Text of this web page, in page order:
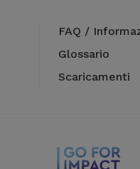
FAQ /
Glossario
Scaricamenti